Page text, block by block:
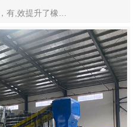
有,效提升了橡…